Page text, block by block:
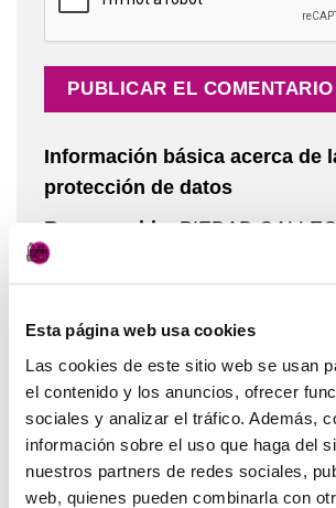
Esta página web usa cookies
Las cookies de este sitio web se usan
el contenido y los anuncios, ofrecer
sociales y analizar el tráfico. Además,
información sobre el uso que haga del
nuestros partners de redes sociales,
web, quienes pueden combinarla con
Información básica acerca de
protección de datos
Responsable:PIEDAD
con CIF 06264117K
informaciones que publicamos en
web.
Legitimación:
El consentimiento
interesado
Destinatarios:No se cederán